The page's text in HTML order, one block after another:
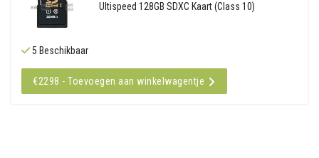
Ultispeed 128GB SDXC Kaart (Class 10)
5 Beschikbaar
€2298 - Toevoegen aan winkelwagentje